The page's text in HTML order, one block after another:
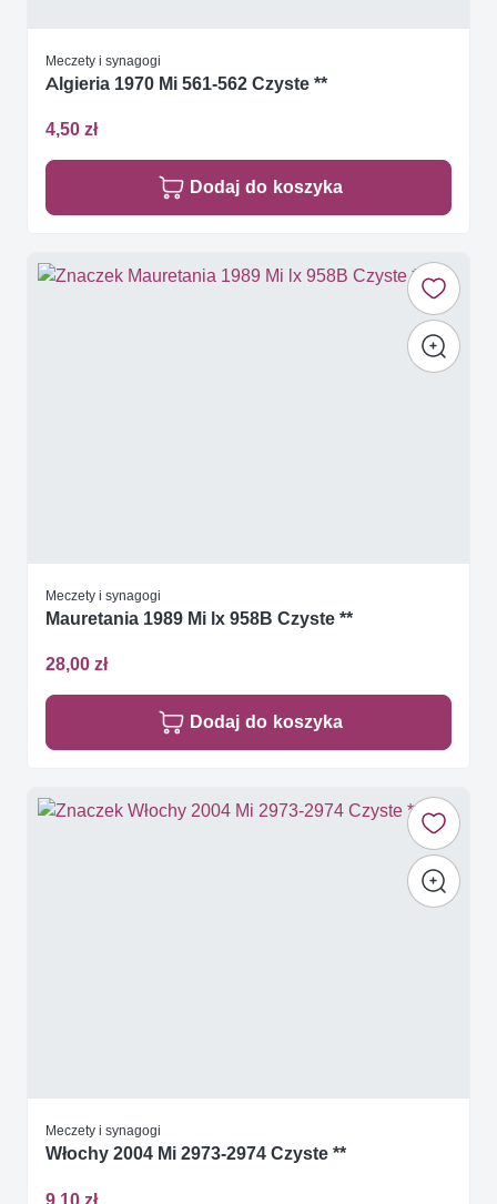
Meczety i synagogi
Algieria 1970 Mi 561-562 Czyste **
4,50 zł
Dodaj do koszyka
Meczety i synagogi
Mauretania 1989 Mi lx 958B Czyste **
28,00 zł
Dodaj do koszyka
Meczety i synagogi
Włochy 2004 Mi 2973-2974 Czyste **
9,10 zł